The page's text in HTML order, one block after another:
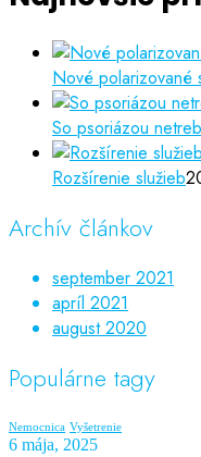
Nové polarizované
So psoriázou
Rozšírenie služieb
Archív článkov
september 2021
apríl 2021
august 2020
Populárne tagy
Nemocnica Vyšetrenie
6 mája, 2025